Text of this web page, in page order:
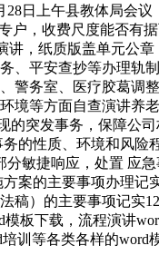
日上午县教体局会
户，收费尺度能否有
，纸质版盖单元公
、平安查抄等办理轨
警务室、医疗胶葛调
境等方面自查演讲养
突发事务，保障公
的性质、环境和风险
敏捷响应，处置 应
案的主要事项办理记
稿）的主要事项记实
板下载，流程演讲
训等各类各样的word